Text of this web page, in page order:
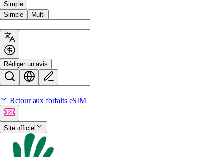
Simple
Simple
Multi
Rédiger un avis
Retour aux forfaits eSIM
Site officiel